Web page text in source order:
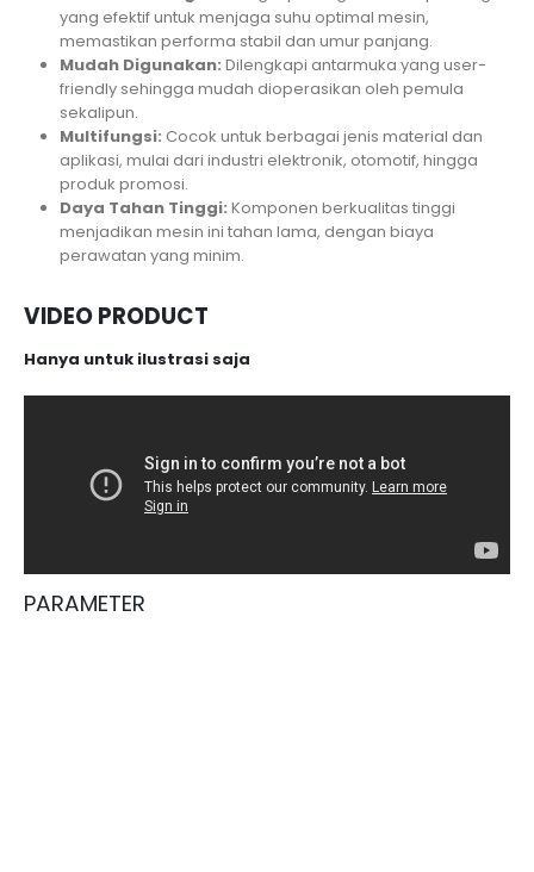
yang efektif untuk menjaga suhu optimal mesin,
memastikan performa stabil dan umur panjang.
Mudah Digunakan: Dilengkapi antarmuka yang user-
friendly sehingga mudah dioperasikan oleh pemula
sekalipun.
Multifungsi: Cocok untuk berbagai jenis material dan
aplikasi, mulai dari industri elektronik, otomotif, hingga
produk promosi.
Daya Tahan Tinggi: Komponen berkualitas tinggi
menjadikan mesin ini tahan lama, dengan biaya
perawatan yang minim.
VIDEO PRODUCT
Hanya untuk ilustrasi saja
PARAMETER